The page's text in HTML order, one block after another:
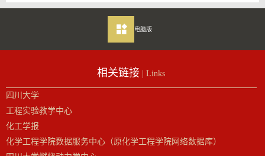
电脑版
相关链接 | Links
四川大学
工程实验教学中心
化工学报
化学工程学院数据服务中心（原化学工程学院网络数据库）